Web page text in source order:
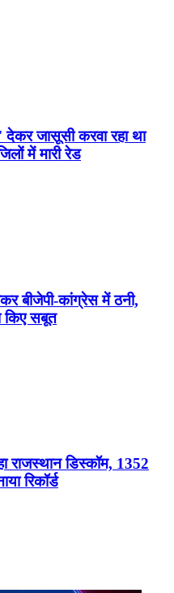
जासूसी करवा रहा था
में मारी रेड
बीजेपी-कांग्रेस में ठनी,
किए सबूत
राजस्थान डिस्कॉम, 1352
रिकॉर्ड